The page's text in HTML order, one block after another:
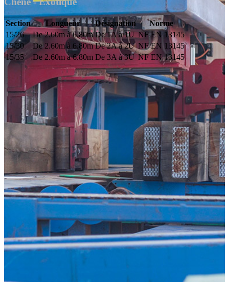
Section Longueur Désignation
Norme
15/26
De 2.60m à 6.80m De 1A à 1U NF EN 13145
15/30
De 2.60m à 6.80m De 2A à 2U NF EN 13145
15/35
De 2.60m à 6.80m De 3A à 3U NF EN 13145